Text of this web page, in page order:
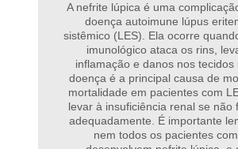
A nefrite lúpica é uma
doença autoimune lúpus
sistêmico (LES). Ela ocorre
imunológico ataca os rins,
inflamação e danos nos tecidos
doença é a principal causa de
mortalidade em pacientes com
levar à insuficiência renal se não
adequadamente. É importante
nem todos os pacientes